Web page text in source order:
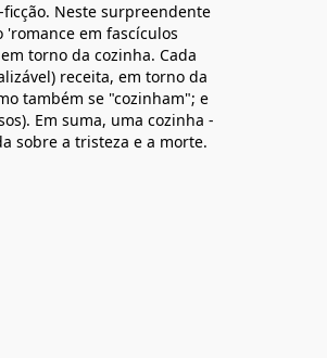
Neste surpreendente
em fascículos
torno da cozinha. Cada
receita, em torno da
também se "cozinham"; e
Em suma, uma cozinha -
sobre a tristeza e a morte.